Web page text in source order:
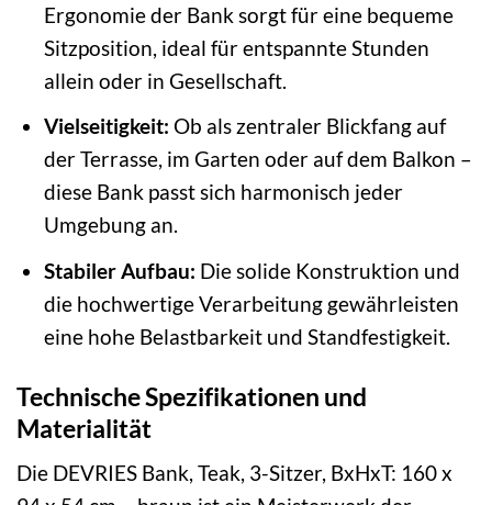
Ergonomie der Bank sorgt für eine bequeme
Sitzposition, ideal für entspannte Stunden
allein oder in Gesellschaft.
Vielseitigkeit: Ob als zentraler Blickfang auf
der Terrasse, im Garten oder auf dem Balkon –
diese Bank passt sich harmonisch jeder
Umgebung an.
Stabiler Aufbau: Die solide Konstruktion und
die hochwertige Verarbeitung gewährleisten
eine hohe Belastbarkeit und Standfestigkeit.
Technische Spezifikationen und
Materialität
Die DEVRIES Bank, Teak, 3-Sitzer, BxHxT: 160 x